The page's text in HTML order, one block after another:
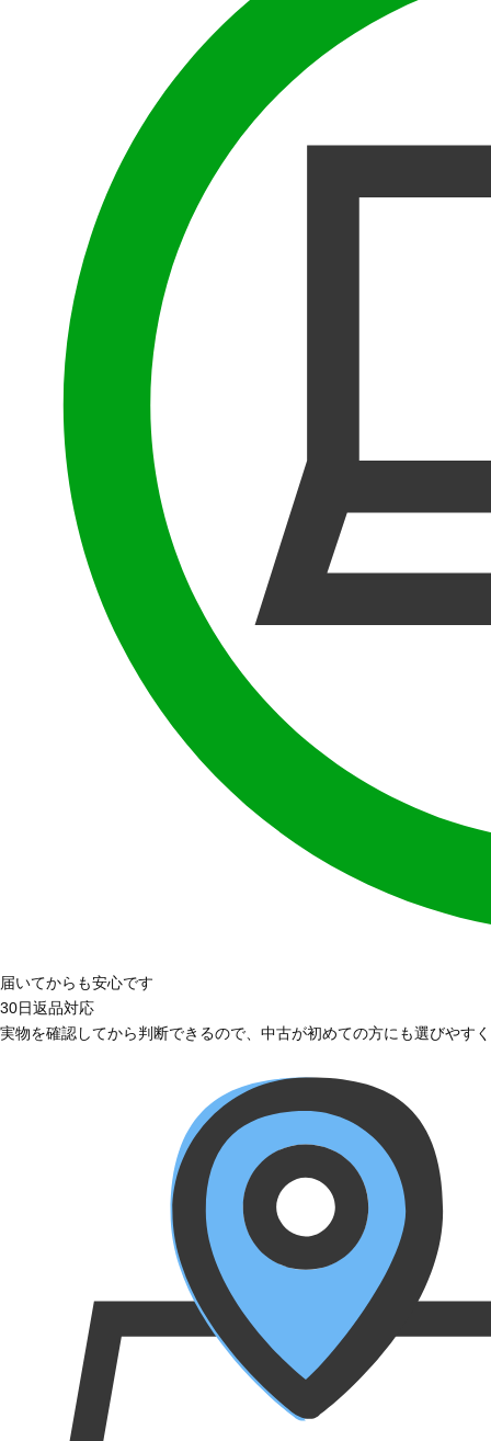
届いてからも安心です
30日返品対応
実物を確認してから判断できるので、中古が初めての方にも選びやす